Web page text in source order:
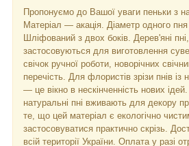
Пропонуємо до Вашої уваги пеньки з
Матеріал — акація. Діаметр одного
Шліфований з двох боків. Дерев'яні
застосовуються для виготовлення
свічок ручної роботи, новорічних
перечість. Для флористів зрізи пнів із
— це вікно в нескінченність нових
натуральні пні вживають для декору
те, що цей матеріал є екологічно
застосовуватися практично скрізь.
всій території України. Оплата у разі